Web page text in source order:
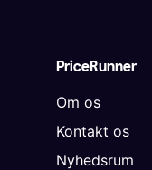
PriceRunner
Om os
Kontakt os
Nyhedsrum